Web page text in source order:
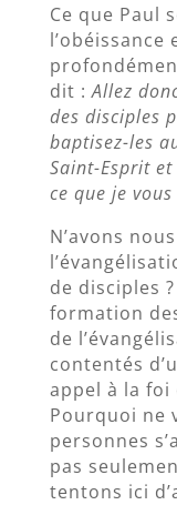
Ce que Paul
l’obéissance
dit :Allez
des disciples
baptisez-les
Saint-Esprit
ce que je
N’avons
de disciples
formation
de
contentés
appel à la foi
Pourquoi ne
personnes
pas
tentons ici